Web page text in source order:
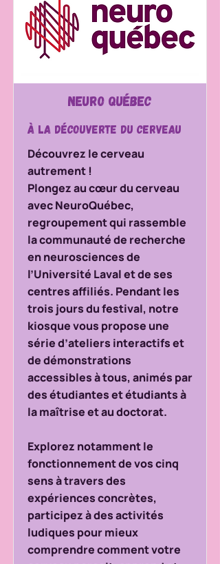
Neuro Québec
À la découverte du cerveau
Découvrez le cerveau
autrement !
Plongez au cœur du cerveau
avec NeuroQuébec,
regroupement qui rassemble
la communauté de recherche
en neurosciences de
l’Université Laval et de ses
centres affiliés. Pendant les
trois jours du festival, notre
kiosque vous propose une
série d’ateliers interactifs et
de démonstrations
accessibles à tous, animés par
des étudiantes et étudiants à
la maîtrise et au doctorat.
Explorez notamment le
fonctionnement de vos cinq
sens à travers des
expériences concrètes,
participez à des activités
ludiques pour mieux
comprendre comment votre